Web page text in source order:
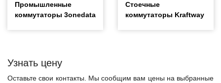
Промышленные
коммутаторы 3onedata
Стоечные
коммутаторы Kraftway
Узнать цену
Оставьте свои контакты. Мы сообщим вам цены на выбранные